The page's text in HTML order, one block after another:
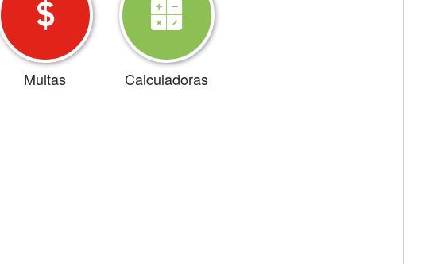
Multas Calculadoras